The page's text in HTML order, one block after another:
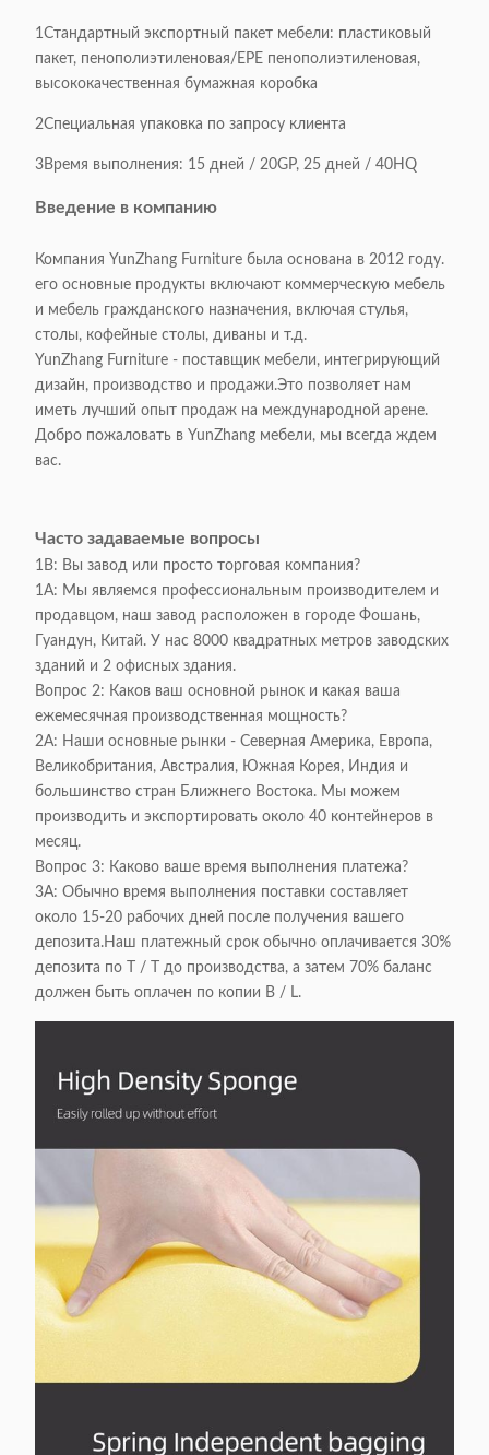
Твердая древесина/клеенная
плита
Объем упаковки: 1 КБМ / 1 картон
Применимо: Взрослые
Настраиваемая: Приемлемо
1Стандартный экспортный пакет мебели: пластиковый
пакет, пенополиэтиленовая/EPE пенополиэтиленовая,
высококачественная бумажная коробка
2Специальная упаковка по запросу клиента
3Время выполнения: 15 дней / 20GP, 25 дней / 40HQ
Введение в компанию
Компания YunZhang Furniture была основана в 2012 году.
его основные продукты включают коммерческую мебель
и мебель гражданского назначения, включая стулья,
столы, кофейные столы, диваны и т.д.
YunZhang Furniture - поставщик мебели, интегрирующий
дизайн, производство и продажи.Это позволяет нам
иметь лучший опыт продаж на международной арене.
Добро пожаловать в YunZhang мебели, мы всегда ждем
вас.
Часто задаваемые вопросы
1В: Вы завод или просто торговая компания?
1А: Мы являемся профессиональным производителем и
продавцом, наш завод расположен в городе Фошань,
Гуандун, Китай. У нас 8000 квадратных метров заводских
зданий и 2 офисных здания.
Вопрос 2: Каков ваш основной рынок и какая ваша
ежемесячная производственная мощность?
2А: Наши основные рынки - Северная Америка, Европа,
Великобритания, Австралия, Южная Корея, Индия и
большинство стран Ближнего Востока. Мы можем
производить и экспортировать около 40 контейнеров в
месяц.
Вопрос 3: Каково ваше время выполнения платежа?
3А: Обычно время выполнения поставки составляет
около 15-20 рабочих дней после получения вашего
депозита.Наш платежный срок обычно оплачивается 30%
депозита по Т / Т до производства, а затем 70% баланс
должен быть оплачен по копии B / L.